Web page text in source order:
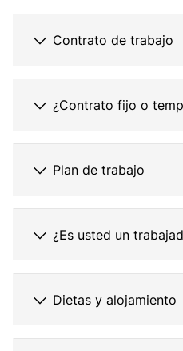
Contrato de trabajo
¿Contrato fijo o
Plan de trabajo
¿Es usted un
Dietas y alojamiento